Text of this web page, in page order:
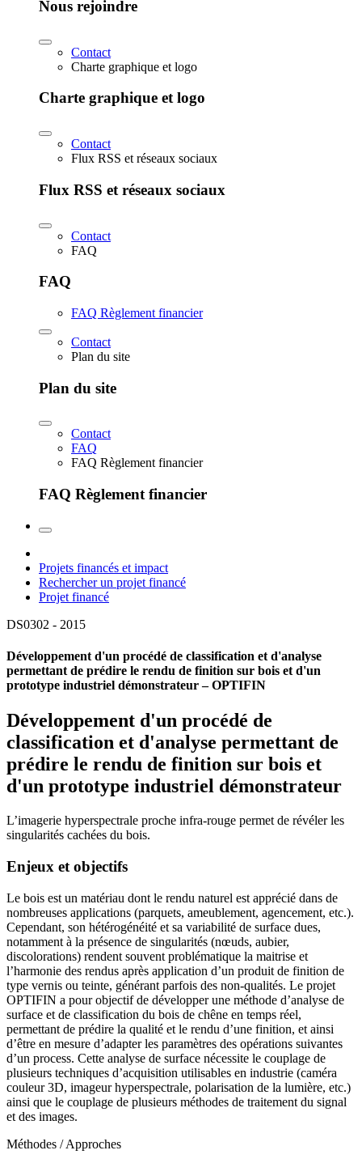
Nous rejoindre
Contact
Charte graphique et logo
Charte graphique et logo
Contact
Flux RSS et réseaux sociaux
Flux RSS et réseaux sociaux
Contact
FAQ
FAQ
FAQ Règlement financier
Contact
Plan du site
Plan du site
Contact
FAQ
FAQ Règlement financier
FAQ Règlement financier
Projets financés et impact
Rechercher un projet financé
Projet financé
DS0302 - 2015
Développement d'un procédé de classification et d'analyse
permettant de prédire le rendu de finition sur bois et d'un
prototype industriel démonstrateur – OPTIFIN
Développement d'un procédé de
classification et d'analyse permettant de
prédire le rendu de finition sur bois et
d'un prototype industriel démonstrateur
L’imagerie hyperspectrale proche infra-rouge permet de révéler les
singularités cachées du bois.
Enjeux et objectifs
Le bois est un matériau dont le rendu naturel est apprécié dans de
nombreuses applications (parquets, ameublement, agencement, etc.).
Cependant, son hétérogénéité et sa variabilité de surface dues,
notamment à la présence de singularités (nœuds, aubier,
discolorations) rendent souvent problématique la maitrise et
l’harmonie des rendus après application d’un produit de finition de
type vernis ou teinte, générant parfois des non-qualités. Le projet
OPTIFIN a pour objectif de développer une méthode d’analyse de
surface et de classification du bois de chêne en temps réel,
permettant de prédire la qualité et le rendu d’une finition, et ainsi
d’être en mesure d’adapter les paramètres des opérations suivantes
d’un process. Cette analyse de surface nécessite le couplage de
plusieurs techniques d’acquisition utilisables en industrie (caméra
couleur 3D, imageur hyperspectrale, polarisation de la lumière, etc.)
ainsi que le couplage de plusieurs méthodes de traitement du signal
et des images.
Méthodes / Approches